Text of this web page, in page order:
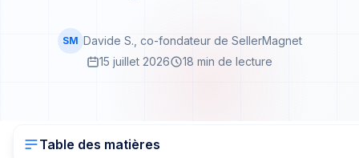
SM Davide S., co-fondateur de SellerMagnet
15 juillet 2026
18 min de lecture
Table des matières